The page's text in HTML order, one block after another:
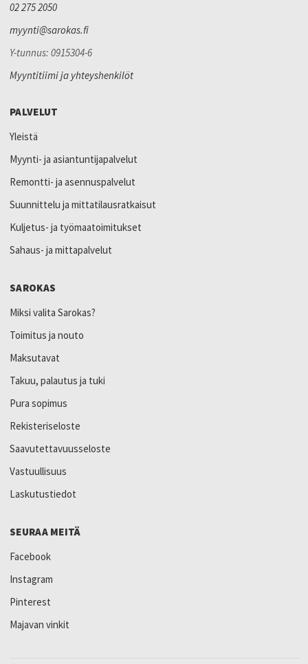
02 275 2050
myynti@sarokas.fi
Y-tunnus: 0915304-6
Myyntitiimi ja yhteyshenkilöt
PALVELUT
Yleistä
Myynti- ja asiantuntijapalvelut
Remontti- ja asennuspalvelut
Suunnittelu ja mittatilausratkaisut
Kuljetus- ja työmaatoimitukset
Sahaus- ja mittapalvelut
SAROKAS
Miksi valita Sarokas?
Toimitus ja nouto
Maksutavat
Takuu, palautus ja tuki
Pura sopimus
Rekisteriseloste
Saavutettavuusseloste
Vastuullisuus
Laskutustiedot
SEURAA MEITÄ
Facebook
Instagram
Pinterest
Majavan vinkit